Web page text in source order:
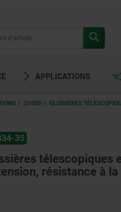
APPLICATIONS
21000 GLISSIÈRES
35
télescopiques
résistance à